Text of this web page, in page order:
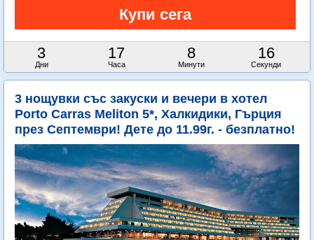
3
Дни
17
Часа
8
Минути
14
Секунди
3 нощувки със закуски и вечери в хотел
Porto Carras Meliton 5*, Халкидики, Гърция
през Септември! Дете до 11.99г. - безплатно!